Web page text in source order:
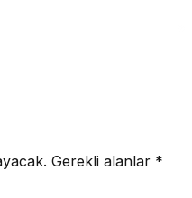
Gerekli alanlar *